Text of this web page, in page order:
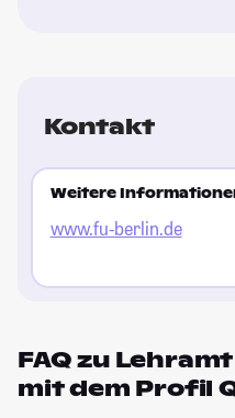
Kontakt
Weitere
www.fu-berlin.de
FAQ zu
mit dem Profil